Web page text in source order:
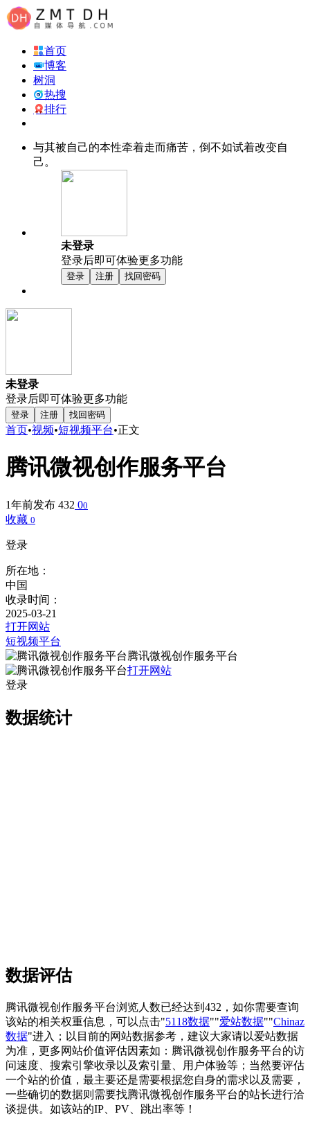
首页
博客
树洞
热搜
排行
与其被自己的本性牵着走而痛苦，倒不如试着改变自
己。
未登录
登录后即可体验更多功能
登录 注册 找回密码
未登录
登录后即可体验更多功能
登录 注册 找回密码
首页•视频•短视频平台•正文
腾讯微视创作服务平台
1年前发布 432 00
收藏 0
登录
所在地：
中国
收录时间：
2025-03-21
打开网站
短视频平台
腾讯微视创作服务平台
打开网站
登录
数据统计
数据评估
腾讯微视创作服务平台浏览人数已经达到432，如你需要查询
该站的相关权重信息，可以点击"5118数据""爱站数据""Chinaz
数据"进入；以目前的网站数据参考，建议大家请以爱站数据
为准，更多网站价值评估因素如：腾讯微视创作服务平台的访
问速度、搜索引擎收录以及索引量、用户体验等；当然要评估
一个站的价值，最主要还是需要根据您自身的需求以及需要，
一些确切的数据则需要找腾讯微视创作服务平台的站长进行洽
谈提供。如该站的IP、PV、跳出率等！